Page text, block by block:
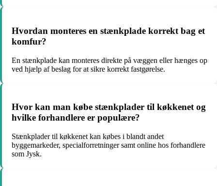
Hvordan monteres en stænkplade korrekt bag et
komfur?
En stænkplade kan monteres direkte på væggen eller hænges op
ved hjælp af beslag for at sikre korrekt fastgørelse.
Hvor kan man købe stænkplader til køkkenet og
hvilke forhandlere er populære?
Stænkplader til køkkenet kan købes i blandt andet
byggemarkeder, specialforretninger samt online hos forhandlere
som Jysk.